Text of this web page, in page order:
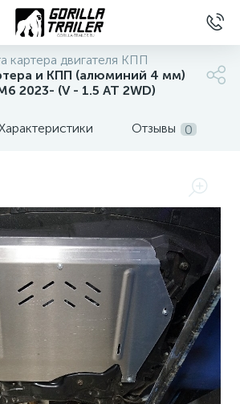
картера двигателя КПП
и КПП (алюминий 4 мм)
2023- (V - 1.5 AT 2WD)
Отзывы 0